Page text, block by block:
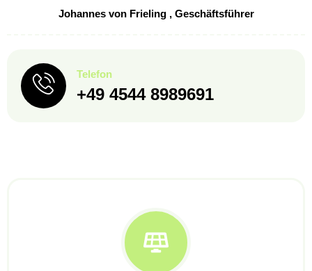
Johannes von Frieling , Geschäftsführer
Telefon
+49 4544 8989691‬